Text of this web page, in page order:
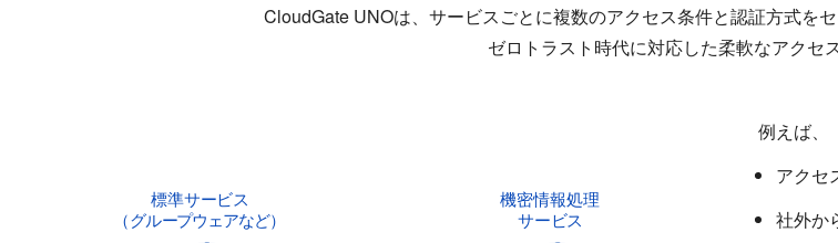
CloudGate UNOは、サービスごとに複数のアクセス条件と認証方式を
ゼロトラスト時代に対応した柔軟なアクセ
例えば、
アクセ
社外か